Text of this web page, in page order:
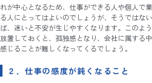
れが中心となるため、仕事ができる人や個人で
る人にとってはよいのでしょうが、そうではな
ば、迷いと不安が生じやすくなります。このよ
放置しておくと、孤独感となり、会社に属する
感じることが難しくなってくるでしょう。
２．仕事の感度が鈍くなること